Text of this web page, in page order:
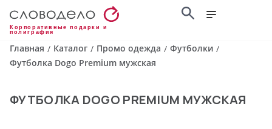
Корпоративные подарки и
полиграфия
Главная / Каталог / Промо одежда / Футболки /
Футболка Dogo Premium мужская
ФУТБОЛКА DOGO PREMIUM МУЖСКАЯ